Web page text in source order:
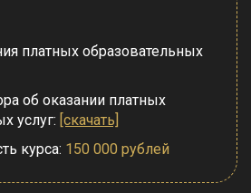
платных образовательных
об оказании платных
услуг: [скачать]
курса: 150 000 рублей